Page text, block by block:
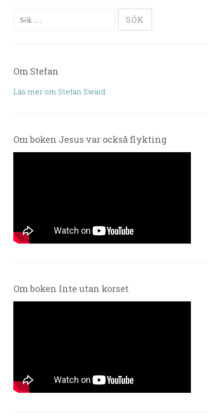
Sök efter:
Om Stefan
Läs mer om Stefan Swärd.
Om boken Jesus var också flykting
Om boken Inte utan korset